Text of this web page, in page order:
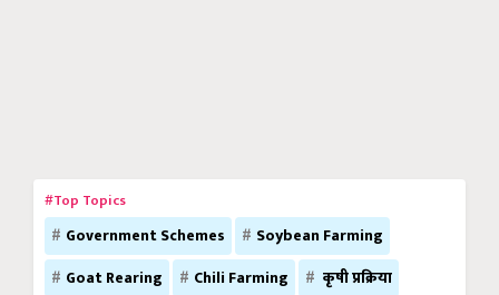
#Top Topics
Government Schemes
Soybean Farming
Goat Rearing
Chili Farming
कृषी प्रक्रिया